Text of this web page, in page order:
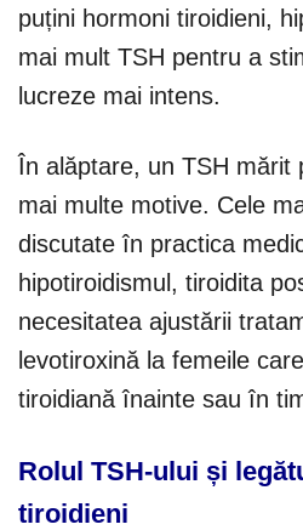
puțini hormoni tiroidieni,
mai mult TSH pentru a
lucreze mai intens.
În alăptare, un TSH mărit
mai multe motive. Cele
discutate în practica
hipotiroidismul, tiroidita
necesitatea ajustării
levotiroxină la femeile
tiroidiană înainte sau în
Rolul TSH-ului și
tiroidieni